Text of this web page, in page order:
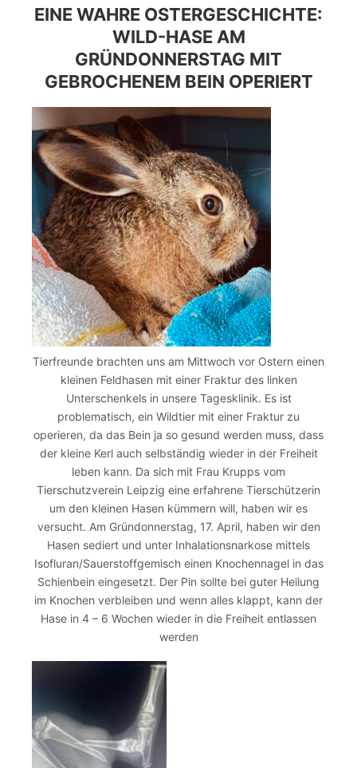
EINE WAHRE OSTERGESCHICHTE:
WILD-HASE AM
GRÜNDONNERSTAG MIT
GEBROCHENEM BEIN OPERIERT
Tierfreunde brachten uns am Mittwoch vor Ostern einen
kleinen Feldhasen mit einer Fraktur des linken
Unterschenkels in unsere Tagesklinik. Es ist
problematisch, ein Wildtier mit einer Fraktur zu
operieren, da das Bein ja so gesund werden muss, dass
der kleine Kerl auch selbständig wieder in der Freiheit
leben kann. Da sich mit Frau Krupps vom
Tierschutzverein Leipzig eine erfahrene Tierschützerin
um den kleinen Hasen kümmern will, haben wir es
versucht. Am Gründonnerstag, 17. April, haben wir den
Hasen sediert und unter Inhalationsnarkose mittels
Isofluran/Sauerstoffgemisch einen Knochennagel in das
Schienbein eingesetzt. Der Pin sollte bei guter Heilung
im Knochen verbleiben und wenn alles klappt, kann der
Hase in 4 – 6 Wochen wieder in die Freiheit entlassen
werden